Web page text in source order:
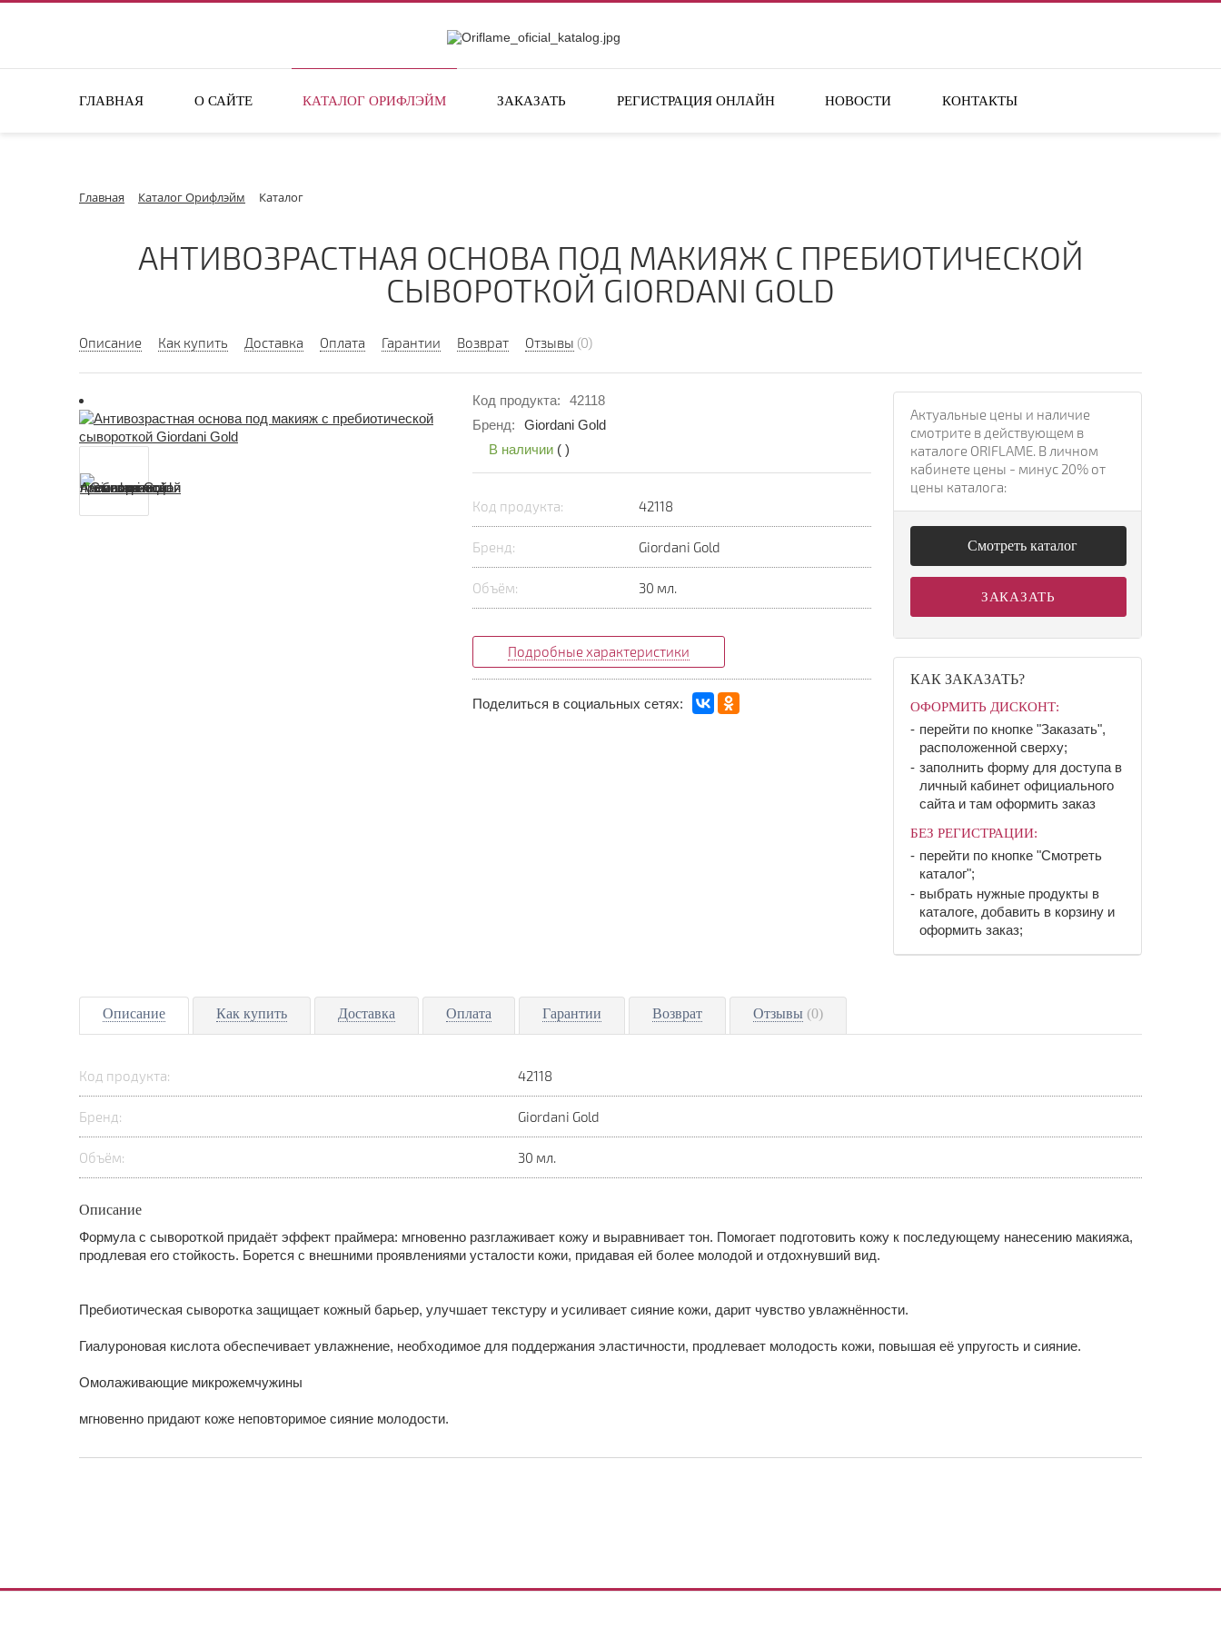
ГЛАВНАЯ О САЙТЕ КАТАЛОГ ОРИФЛЭЙМ ЗАКАЗАТЬ РЕГИСТРАЦИЯ ОНЛАЙН НОВОСТИ КОНТАКТЫ
ПОИСК ПО САЙТУ
Главная Каталог Орифлэйм Каталог
АНТИВОЗРАСТНАЯ ОСНОВА ПОД МАКИЯЖ С ПРЕБИОТИЧЕСКОЙ
СЫВОРОТКОЙ GIORDANI GOLD
Описание Как купить Доставка Оплата Гарантии Возврат Отзывы (0)
Код продукта:
42118
Бренд:
Giordani Gold
В наличии ( )
Код продукта: 42118
Бренд: Giordani Gold
Объём: 30 мл.
Подробные характеристики
Поделиться в социальных сетях:
Актуальные цены и наличие
смотрите в действующем в
каталоге ORIFLAME. В личном
кабинете цены - минус 20% от
цены каталога:
Смотреть каталог
ЗАКАЗАТЬ
КАК ЗАКАЗАТЬ?
ОФОРМИТЬ ДИСКОНТ:
перейти по кнопке "Заказать",
расположенной сверху;
заполнить форму для доступа в
личный кабинет официального
сайта и там оформить заказ
БЕЗ РЕГИСТРАЦИИ:
перейти по кнопке "Смотреть
каталог";
выбрать нужные продукты в
каталоге, добавить в корзину и
оформить заказ;
Описание Как купить Доставка Оплата Гарантии Возврат Отзывы (0)
Код продукта: 42118
Бренд: Giordani Gold
Объём: 30 мл.
Описание
Формула с сывороткой придаёт эффект праймера: мгновенно разглаживает кожу и выравнивает тон. Помогает подготовить кожу к последующему нанесению макияжа,
продлевая его стойкость. Борется с внешними проявлениями усталости кожи, придавая ей более молодой и отдохнувший вид.
Пребиотическая сыворотка защищает кожный барьер, улучшает текстуру и усиливает сияние кожи, дарит чувство увлажнённости.
Гиалуроновая кислота обеспечивает увлажнение, необходимое для поддержания эластичности, продлевает молодость кожи, повышая её упругость и сияние.
Омолаживающие микрожемчужины
мгновенно придают коже неповторимое сияние молодости.